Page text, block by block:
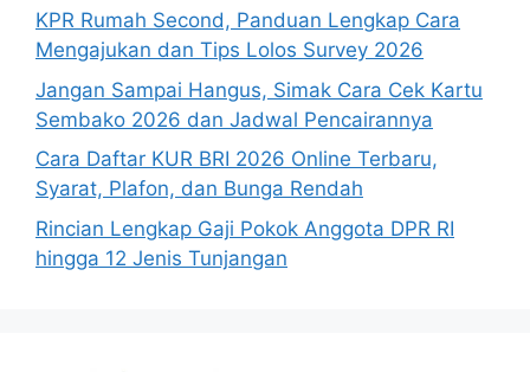
KPR Rumah Second, Panduan Lengkap Cara
Mengajukan dan Tips Lolos Survey 2026
Jangan Sampai Hangus, Simak Cara Cek Kartu
Sembako 2026 dan Jadwal Pencairannya
Cara Daftar KUR BRI 2026 Online Terbaru,
Syarat, Plafon, dan Bunga Rendah
Rincian Lengkap Gaji Pokok Anggota DPR RI
hingga 12 Jenis Tunjangan